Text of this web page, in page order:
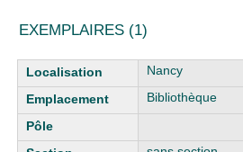
EXEMPLAIRES (1)
Liste des exemplaires
Nancy
Bibliothèque